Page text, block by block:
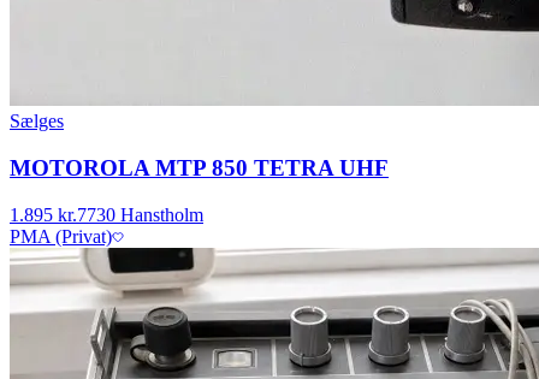
Sælges
MOTOROLA MTP 850 TETRA UHF
1.895 kr.7730 Hanstholm
PMA (Privat)